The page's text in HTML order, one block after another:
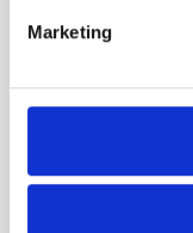
Marketing
Vanaf